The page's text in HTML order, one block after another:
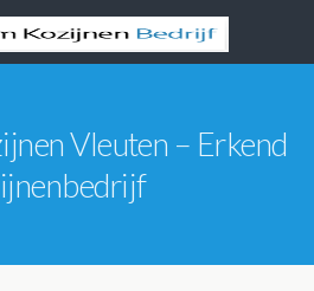
Vleuten – Erkend